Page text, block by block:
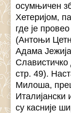
осумњичен
Хетеријом,
где је
(Антоњи
Адама
стр. 49).
Милоша,
Италијански
су касније